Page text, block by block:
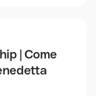
| Come